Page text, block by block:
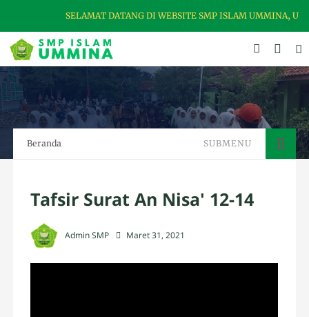
SELAMAT DATANG DI WEBSITE SMP ISLAM UMMINA,
Beranda SUBMENU
Tafsir Surat An Nisa' 12-14
Admin SMP Maret 31, 2021